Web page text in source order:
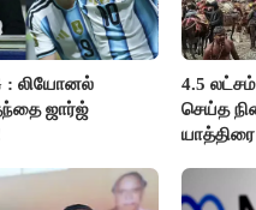
: லியோனல்
ஜார்ஜ்
4.5
செய்த